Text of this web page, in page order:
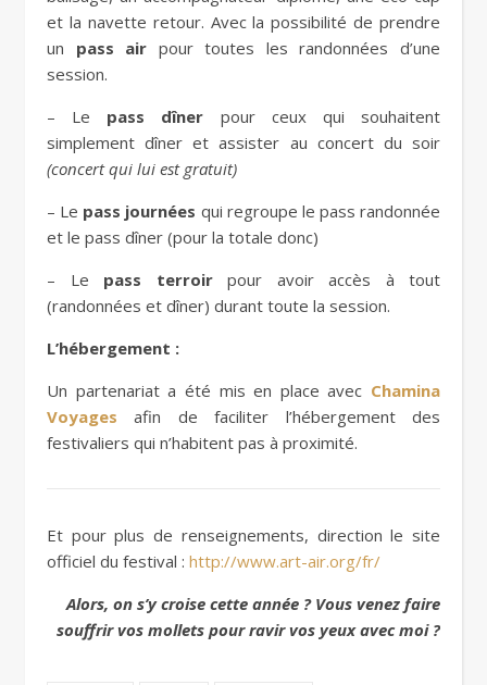
et la navette retour. Avec la possibilité de prendre
un pass air pour toutes les randonnées d’une
session.
– Le pass dîner pour ceux qui souhaitent
simplement dîner et assister au concert du soir
(concert qui lui est gratuit)
– Le pass journées qui regroupe le pass randonnée
et le pass dîner (pour la totale donc)
– Le pass terroir pour avoir accès à tout
(randonnées et dîner) durant toute la session.
L’hébergement :
Un partenariat a été mis en place avec Chamina
Voyages afin de faciliter l’hébergement des
festivaliers qui n’habitent pas à proximité.
Et pour plus de renseignements, direction le site
officiel du festival : http://www.art-air.org/fr/
Alors, on s’y croise cette année ? Vous venez faire
souffrir vos mollets pour ravir vos yeux avec moi ?